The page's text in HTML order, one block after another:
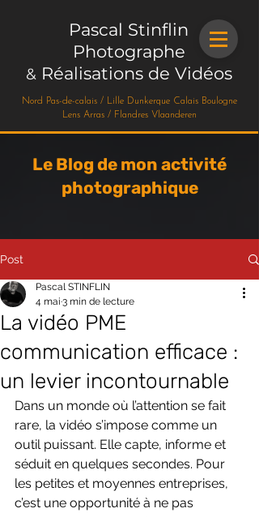
Pascal Stinflin
Photographe
&Réalisations de Vidéos
Nord Pas-de-calais / Lille Dunkerque Calais Boulogne
Lens Arras / Flandres Vlaanderen
Le Blog de mon activité
photographique
Post
La vidéo PME
communication efficace :
un levier incontournable
Pascal STINFLIN
4 mai 3 min de lecture
Dans un monde où l’attention se fait
rare, la vidéo s’impose comme un
outil puissant. Elle capte, informe et
séduit en quelques secondes. Pour
les petites et moyennes entreprises,
c’est une opportunité à ne pas